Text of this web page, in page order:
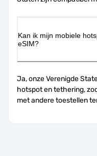
Kan ik mijn mobiele
eSIM?
Ja, onze Verenigde
hotspot en tethering,
met andere toestellen